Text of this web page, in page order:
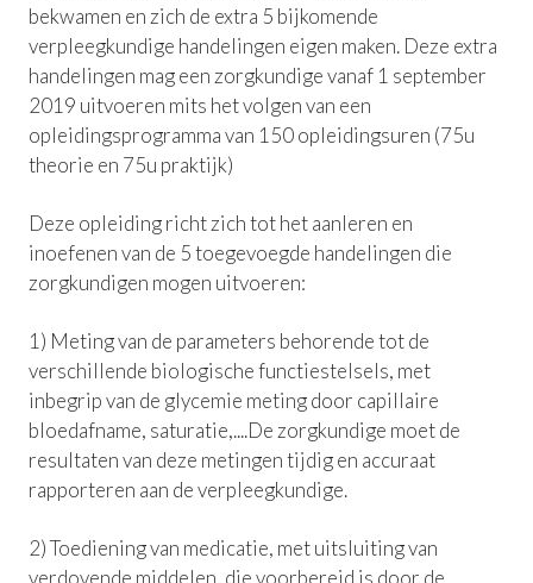
bekwamen en zich de extra 5 bijkomende
verpleegkundige handelingen eigen maken. Deze extra
handelingen mag een zorgkundige vanaf 1 september
2019 uitvoeren mits het volgen van een
opleidingsprogramma van 150 opleidingsuren (75u
theorie en 75u praktijk)
Deze opleiding richt zich tot het aanleren en
inoefenen van de 5 toegevoegde handelingen die
zorgkundigen mogen uitvoeren:
1) Meting van de parameters behorende tot de
verschillende biologische functiestelsels, met
inbegrip van de glycemie meting door capillaire
bloedafname, saturatie,....De zorgkundige moet de
resultaten van deze metingen tijdig en accuraat
rapporteren aan de verpleegkundige.
2) Toediening van medicatie, met uitsluiting van
verdovende middelen, die voorbereid is door de